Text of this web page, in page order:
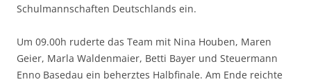
Schulmannschaften Deutschlands ein.
Um 09.00h ruderte das Team mit Nina Houben, Maren
Geier, Marla Waldenmaier, Betti Bayer und Steuermann
Enno Basedau ein beherztes Halbfinale. Am Ende reichte